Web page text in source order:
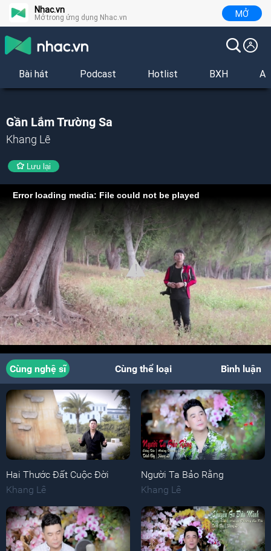
Nhac.vn
Mở trong ứng dụng Nhac.vn MỞ
Bài hát Podcast Hotlist BXH
Gần Lắm Trường Sa
Khang Lê
Lưu lại
Error loading media: File could not be played
Cùng nghệ sĩ Cùng thể loại Bình luận
Hai Thước Đất Cuộc Đời
Khang Lê
Người Ta Bảo Rằng
Khang Lê